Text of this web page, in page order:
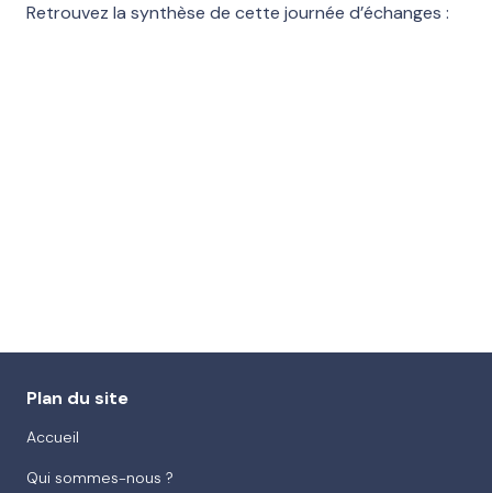
Retrouvez la synthèse de cette journée d’échanges :
Plan du site
Accueil
Qui sommes-nous ?